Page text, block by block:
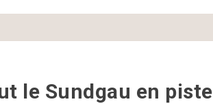
le Sundgau en piste